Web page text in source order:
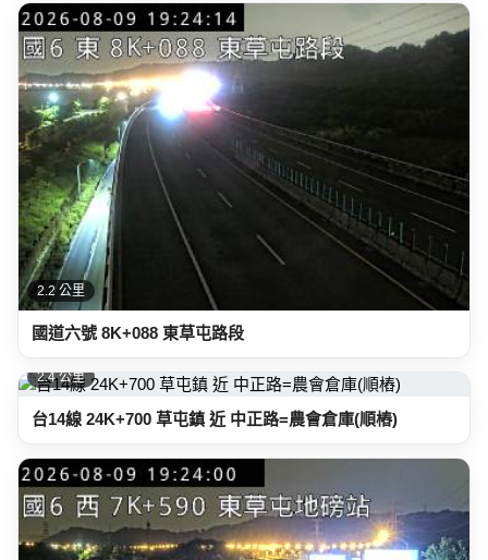
2.2 公里
國道六號 8K+088 東草屯路段
2.4 公里
台14線 24K+700 草屯鎮 近 中正路=農會倉庫(順樁)